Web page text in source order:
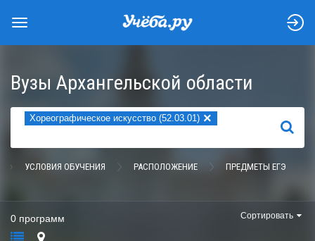
Вузы Архангельской области
Хореографическое искусство (52.03.01) ×
НАЙТИ
УСЛОВИЯ ОБУЧЕНИЯ РАСПОЛОЖЕНИЕ ПРЕДМЕТЫ ЕГЭ
0 программ Сортировать